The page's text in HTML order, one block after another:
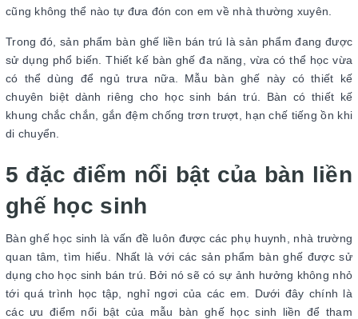
cũng không thể nào tự đưa đón con em về nhà thường xuyên.
Trong đó, sản phẩm bàn ghế liền bán trú là sản phẩm đang được
sử dụng phổ biến. Thiết kế bàn ghế đa năng, vừa có thể học vừa
có thể dùng để ngủ trưa nữa. Mẫu bàn ghế này có thiết kế
chuyên biệt dành riêng cho học sinh bán trú. Bàn có thiết kế
khung chắc chắn, gắn đệm chống trơn trượt, hạn chế tiếng ồn khi
di chuyển.
5 đặc điểm nổi bật của bàn liền
ghế học sinh
Bàn ghế học sinh là vấn đề luôn được các phụ huynh, nhà trường
quan tâm, tìm hiểu. Nhất là với các sản phẩm bàn ghế được sử
dụng cho học sinh bán trú. Bởi nó sẽ có sự ảnh hưởng không nhỏ
tới quá trình học tập, nghỉ ngơi của các em. Dưới đây chính là
các ưu điểm nổi bật của mẫu bàn ghế học sinh liền để tham